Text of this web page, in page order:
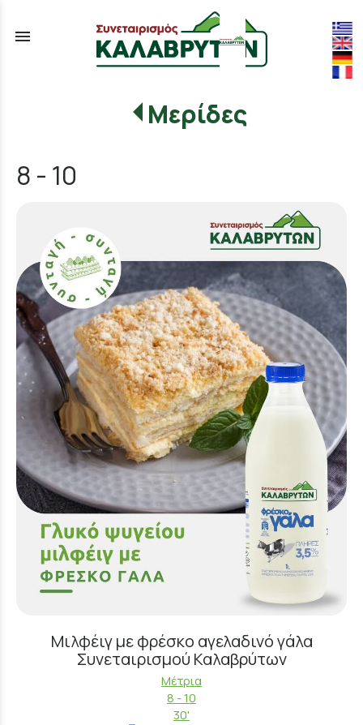
menu
Μερίδες
8 - 10
Μιλφέιγ με φρέσκο αγελαδινό γάλα
Συνεταιρισμού Καλαβρύτων
Μέτρια
8 - 10
30'